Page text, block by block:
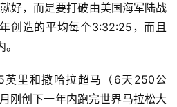
好，而是要打破由美国海军陆战
创造的平均每个3:32:25，而且
英里和撒哈拉超马（6天250公
刚创下一年内跑完世界马拉松大